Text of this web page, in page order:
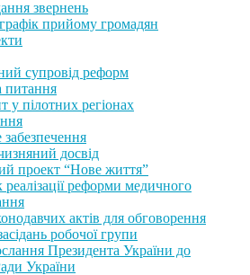
звернень
прийому громадян
супровід реформ
питання
у пілотних регіонах
забезпечення
досвід
проект “Нове життя”
реформи медичного
актів для обговорення
робочої групи
Президента України до
України